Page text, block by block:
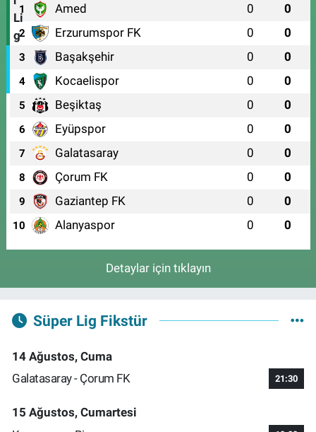
1 Amed 0 0
2 Erzurumspor FK 0 0
3 Başakşehir 0 0
4 Kocaelispor 0 0
5 Beşiktaş 0 0
6 Eyüpspor 0 0
7 Galatasaray 0 0
8 Çorum FK 0 0
9 Gaziantep FK 0 0
10 Alanyaspor 0 0
Detaylar için tıklayın
Süper Lig Fikstür
14 Ağustos, Cuma
Galatasaray - Çorum FK
21:30
15 Ağustos, Cumartesi